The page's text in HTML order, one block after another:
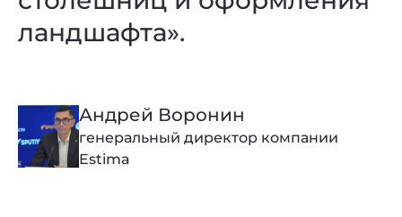
ландшафта».
Андрей Воронин
генеральный директор компании
Estima